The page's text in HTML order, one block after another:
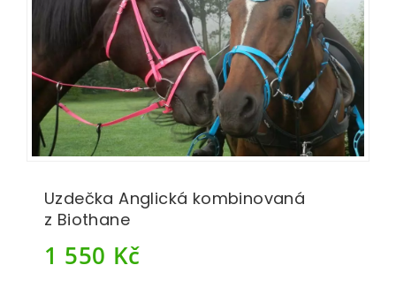
Uzdečka Anglická kombinovaná
z Biothane
1 550 Kč